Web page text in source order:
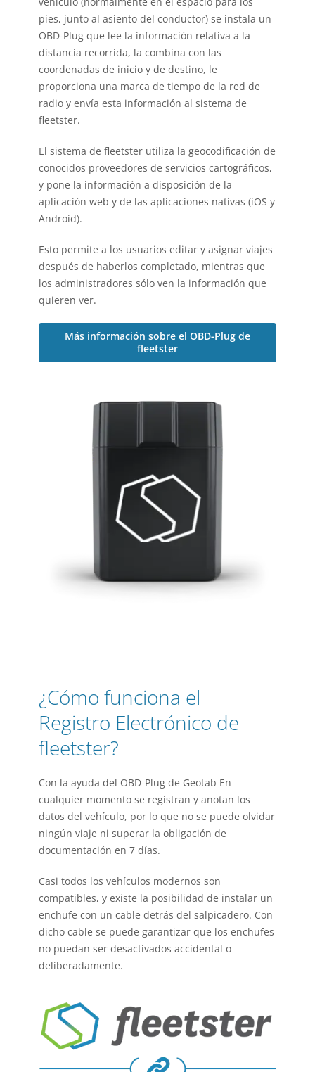
pies, junto al asiento del conductor) se instala un
OBD-Plug que lee la información relativa a la
distancia recorrida, la combina con las
coordenadas de inicio y de destino, le
proporciona una marca de tiempo de la red de
radio y envía esta información al sistema de
fleetster.
El sistema de fleetster utiliza la geocodificación de
conocidos proveedores de servicios cartográficos,
y pone la información a disposición de la
aplicación web y de las aplicaciones nativas (iOS y
Android).
Esto permite a los usuarios editar y asignar viajes
después de haberlos completado, mientras que
los administradores sólo ven la información que
quieren ver.
Más información sobre el OBD-Plug de
fleetster
¿Cómo funciona el
Registro Electrónico de
fleetster?
Con la ayuda del OBD-Plug de Geotab En
cualquier momento se registran y anotan los
datos del vehículo, por lo que no se puede olvidar
ningún viaje ni superar la obligación de
documentación en 7 días.
Casi todos los vehículos modernos son
compatibles, y existe la posibilidad de instalar un
enchufe con un cable detrás del salpicadero. Con
dicho cable se puede garantizar que los enchufes
no puedan ser desactivados accidental o
deliberadamente.